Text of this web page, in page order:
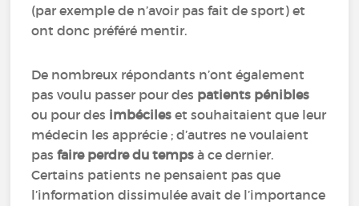
(par exemple de n’avoir pas fait de sport) et
ont donc préféré mentir.
De nombreux répondants n’ont également
pas voulu passer pour des patients pénibles
ou pour des imbéciles et souhaitaient que leur
médecin les apprécie ; d’autres ne voulaient
pasfaire perdre du temps à ce dernier.
Certains patients ne pensaient pas que
l’information dissimulée avait de l’importance